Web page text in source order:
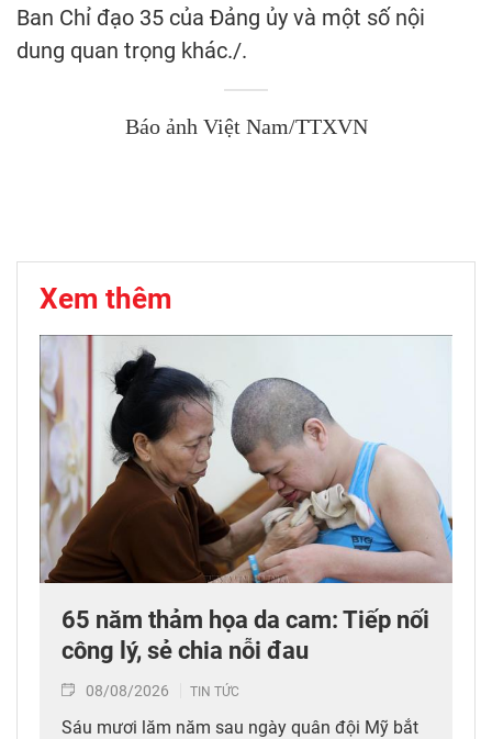
Ban Chỉ đạo 35 của Đảng ủy và một số nội
dung quan trọng khác./.
Báo ảnh Việt Nam/TTXVN
Xem thêm
65 năm thảm họa da cam: Tiếp nối
công lý, sẻ chia nỗi đau
08/08/2026 TIN TỨC
Sáu mươi lăm năm sau ngày quân đội Mỹ bắt